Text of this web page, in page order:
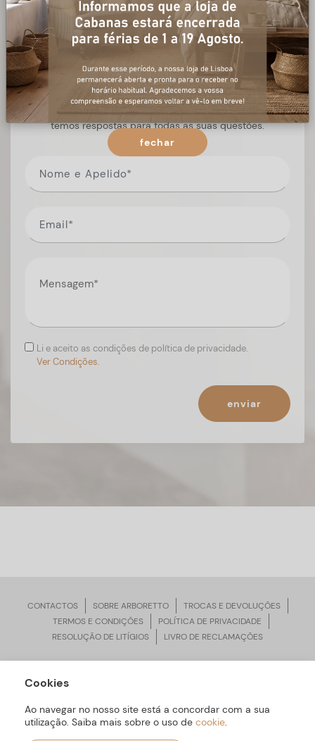
+ informações
Preencha o formulário, e num curto espaço de tempo,
temos respostas para todas as suas questões.
Li e aceito as condições de política de privacidade.
Ver Condições.
enviar
CONTACTOS SOBRE ARBORETTO
TROCAS E DEVOLUÇÕES
TERMOS E CONDIÇÕES
POLÍTICA DE PRIVACIDADE
RESOLUÇÃO DE LITÍGIOS
LIVRO DE RECLAMAÇÕES
ARBORETTO © Todos os Direitos Reservados | Desenvolvido por
Cookies
Ao navegar no nosso site está a concordar com a sua
utilização. Saiba mais sobre o uso de cookie.
fechar